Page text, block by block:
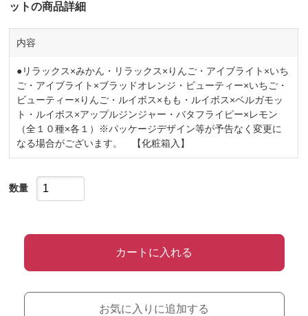
ットの商品詳細
内容
●リラックス×みかん・リラックス×りんご・アイブライト×いち
ご・アイブライト×ブラッドオレンジ・ビューティー×いちご・
ビューティー×りんご・ルイボス×もも・ルイボス×ベルガモッ
ト・ルイボス×アップルジンジャー・バタフライピー×レモン
（全１０種×各１）※パッケージデザイン等が予告なく変更に
なる場合がございます。 【化粧箱入】
数量
カートに入れる
お気に入りに追加する